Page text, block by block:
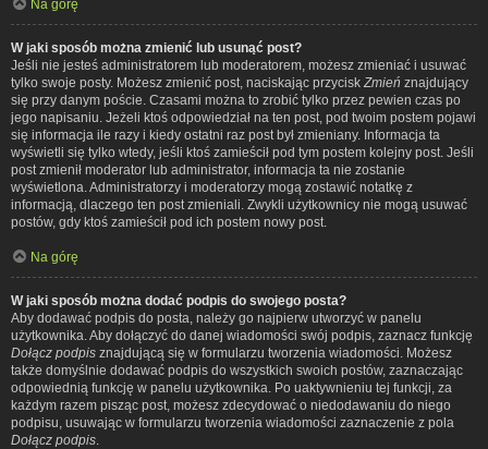
Na górę
W jaki sposób można zmienić lub usunąć post?
Jeśli nie jesteś administratorem lub moderatorem, możesz zmieniać i usuwać
tylko swoje posty. Możesz zmienić post, naciskając przycisk Zmień znajdujący
się przy danym poście. Czasami można to zrobić tylko przez pewien czas po
jego napisaniu. Jeżeli ktoś odpowiedział na ten post, pod twoim postem pojawi
się informacja ile razy i kiedy ostatni raz post był zmieniany. Informacja ta
wyświetli się tylko wtedy, jeśli ktoś zamieścił pod tym postem kolejny post. Jeśli
post zmienił moderator lub administrator, informacja ta nie zostanie
wyświetlona. Administratorzy i moderatorzy mogą zostawić notatkę z
informacją, dlaczego ten post zmieniali. Zwykli użytkownicy nie mogą usuwać
postów, gdy ktoś zamieścił pod ich postem nowy post.
Na górę
W jaki sposób można dodać podpis do swojego posta?
Aby dodawać podpis do posta, należy go najpierw utworzyć w panelu
użytkownika. Aby dołączyć do danej wiadomości swój podpis, zaznacz funkcję
Dołącz podpis znajdującą się w formularzu tworzenia wiadomości. Możesz
także domyślnie dodawać podpis do wszystkich swoich postów, zaznaczając
odpowiednią funkcję w panelu użytkownika. Po uaktywnieniu tej funkcji, za
każdym razem pisząc post, możesz zdecydować o niedodawaniu do niego
podpisu, usuwając w formularzu tworzenia wiadomości zaznaczenie z pola
Dołącz podpis